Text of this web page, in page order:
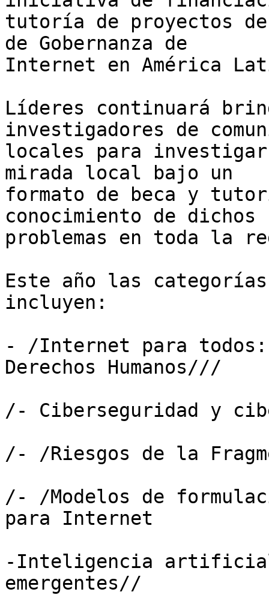
tutoría de proyectos
de Gobernanza de
Internet en América
Líderes continuará
investigadores de
locales para investigar
mirada local bajo un
formato de beca y
conocimiento de dichos
problemas en toda la
Este año las
incluyen:
- /Internet para
Derechos Humanos///
/- Ciberseguridad y
/- /Riesgos de la
/- /Modelos de
para Internet
-Inteligencia
emergentes//